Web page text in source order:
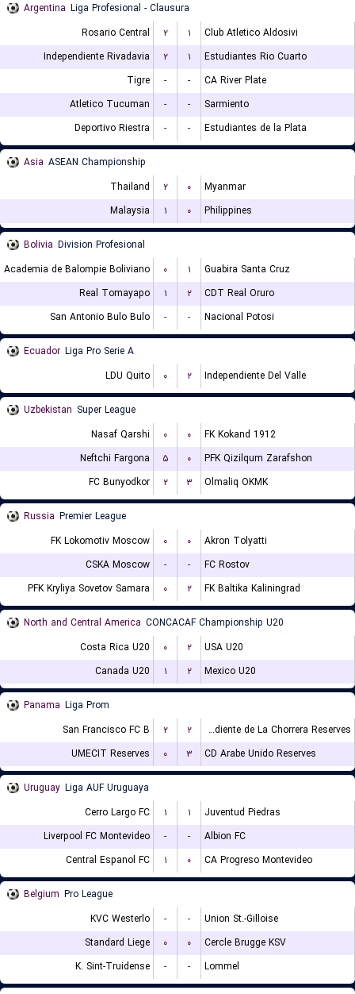
Argentina Liga Profesional - Clausura
Rosario Central
۲ ۱
Club Atletico Aldosivi
Independiente Rivadavia
۲ ۱
Estudiantes Rio Cuarto
Tigre
- -
CA River Plate
Atletico Tucuman
- -
Sarmiento
Deportivo Riestra
- - Estudiantes de la Plata
Asia ASEAN Championship
Thailand
۲ ۰
Myanmar
Malaysia
۱ ۰ Philippines
Bolivia Division Profesional
Academia de Balompie Boliviano
۰ ۱
Guabira Santa Cruz
Real Tomayapo
۱ ۲
CDT Real Oruro
San Antonio Bulo Bulo
- - Nacional Potosi
Ecuador Liga Pro Serie A
LDU Quito
۰ ۲ Independiente Del Valle
Uzbekistan Super League
Nasaf Qarshi
۰ ۰
FK Kokand 1912
Neftchi Fargona
۵ ۰
PFK Qizilqum Zarafshon
FC Bunyodkor
۲ ۳ Olmaliq OKMK
Russia Premier League
FK Lokomotiv Moscow
۰ ۰
Akron Tolyatti
CSKA Moscow
- -
FC Rostov
PFK Kryliya Sovetov Samara
۰ ۲ FK Baltika Kaliningrad
North and Central America CONCACAF Championship U20
Costa Rica U20
۰ ۲
USA U20
Canada U20
۱ ۲ Mexico U20
Panama Liga Prom
San Francisco FC B
۲ ۲
CA Independiente de La Chorrera Reserves
UMECIT Reserves
۰ ۳ CD Arabe Unido Reserves
Uruguay Liga AUF Uruguaya
Cerro Largo FC
۱ ۱
Juventud Piedras
Liverpool FC Montevideo
- -
Albion FC
Central Espanol FC
۱ ۰ CA Progreso Montevideo
Belgium Pro League
KVC Westerlo
- -
Union St.-Gilloise
Standard Liege
۰ ۰
Cercle Brugge KSV
K. Sint-Truidense
- - Lommel